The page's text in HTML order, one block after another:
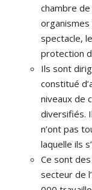
chambre
organismes
spectacle,
protection
Ils sont
constitué
niveaux de
diversifiés.
n’ont pas
laquelle ils
Ce sont
secteur de